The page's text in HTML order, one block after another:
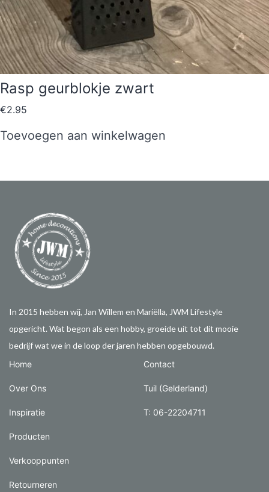
Rasp geurblokje zwart
€2.95
Toevoegen aan winkelwagen
In 2015 hebben wij, Jan Willem en Mariëlla, JWM Lifestyle
opgericht. Wat begon als een hobby, groeide uit tot dit mooie
bedrijf wat we in de loop der jaren hebben opgebouwd.
Home
Over Ons
Inspiratie
Producten
Verkooppunten
Retourneren
Contact
Tuil (Gelderland)
T: 06-22204711